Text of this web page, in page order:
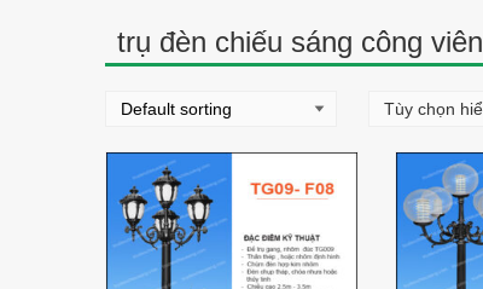
trụ đèn chiếu sáng công viên